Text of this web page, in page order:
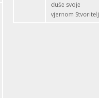
duše svoje
vjernom